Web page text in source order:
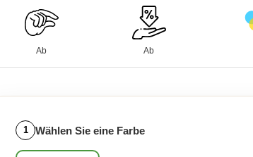
Ab Ab
1 Wählen Sie eine Farbe